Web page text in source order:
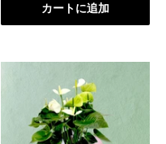
カートに追加